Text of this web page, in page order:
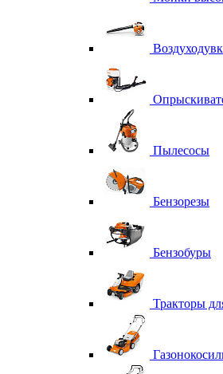
Пылесосы
Бензорезы
Бензобуры
Тракторы